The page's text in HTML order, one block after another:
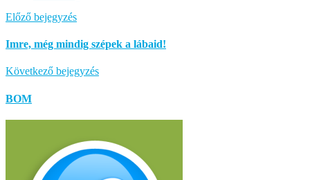
Előző bejegyzés
Imre, még mindig szépek a lábaid!
Következő bejegyzés
BOM